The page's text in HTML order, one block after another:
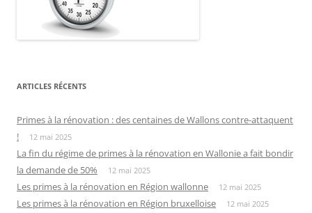
ARTICLES RÉCENTS
Primes à la rénovation : des centaines de Wallons contre-attaquent
!
12 mai 2025
La fin du régime de primes à la rénovation en Wallonie a fait bondir
la demande de 50%
12 mai 2025
Les primes à la rénovation en Région wallonne 12 mai 2025
Les primes à la rénovation en Région bruxelloise 12 mai 2025